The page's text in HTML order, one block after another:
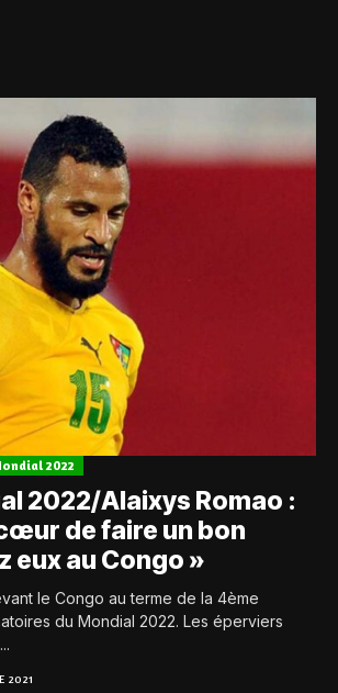
2022
2022/Alaixys Romao :
de faire un bon
eux au Congo »
le Congo au terme de la 4ème
du Mondial 2022. Les éperviers
2021